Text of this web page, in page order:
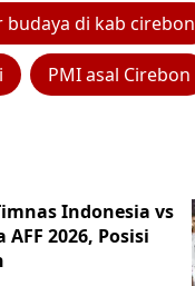
budaya di kab cirebon
PMI asal Cirebon
Indonesia vs
2026, Posisi